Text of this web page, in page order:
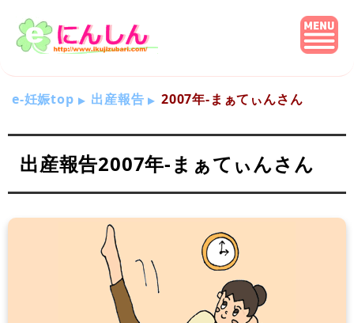
e-妊娠top 出産報告 2007年-まぁてぃんさん
出産報告2007年-まぁてぃんさん